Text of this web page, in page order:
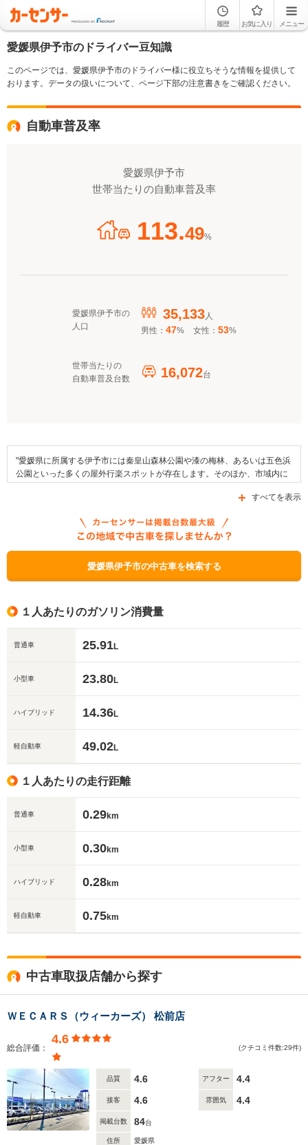
履歴 お気に入り メニュー
愛媛県伊予市のドライバー豆知識
このページでは、愛媛県伊予市のドライバー様に役立ちそうな情報を提供して
おります。データの扱いについて、ページ下部の注意書きをご確認ください。
自動車普及率
愛媛県伊予市
世帯当たりの自動車普及率
113.49%
愛媛県伊予市の
人口
35,133人
男性： 47% 女性： 53%
世帯当たりの
自動車普及台数
16,072台
"愛媛県に所属する伊予市には秦皇山森林公園や漆の梅林、あるいは五色浜
公園といった多くの屋外行楽スポットが存在します。そのほか、市域内に
行われるイベントには五色姫復活祭、唐川びわまつりや伊予彩まつりを挙
どの果物類、及び花鰹などが知られています。この市には、JR四国予讃線
の駅が存在し、エリア内を通る道路としては国道56号線や国道378号線、
県道222号線などが挙げられます。なお、市で利用できる補助金制度とし
ては、「クリーンエネルギー自動車導入促進対策費補助金」、「愛媛県環
すべてを表示
愛媛県伊予市の中古車を検索する
１人あたりのガソリン消費量
普通車 25.91L
小型車 23.80L
ハイブリッド 14.36L
軽自動車 49.02L
１人あたりの走行距離
普通車 0.29km
小型車 0.30km
ハイブリッド 0.28km
軽自動車 0.75km
中古車取扱店舗から探す
ＷＥＣＡＲＳ（ウィーカーズ） 松前店
総合評価：
4.6
(クチコミ件数:29件)
品質 4.6 アフター 4.4
接客 4.6 雰囲気 4.4
掲載台数 84台
住所 愛媛県